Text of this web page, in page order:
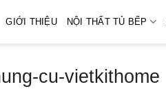
GIỚI THIỆU NỘI THẤT TỦ BẾP
cu-vietkithome